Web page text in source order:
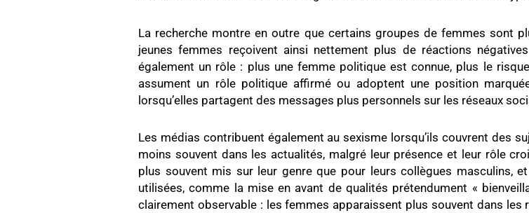
La recherche montre en outre que certains groupes de femmes sont
jeunes femmes reçoivent ainsi nettement plus de réactions
également un rôle : plus une femme politique est connue, plus le
assument un rôle politique affirmé ou adoptent une position
lorsqu’elles partagent des messages plus personnels sur les réseaux
Les médias contribuent également au sexisme lorsqu’ils couvrent des
moins souvent dans les actualités, malgré leur présence et leur rôle
plus souvent mis sur leur genre que pour leurs collègues masculins,
utilisées, comme la mise en avant de qualités prétendument «
clairement observable : les femmes apparaissent plus souvent dans les